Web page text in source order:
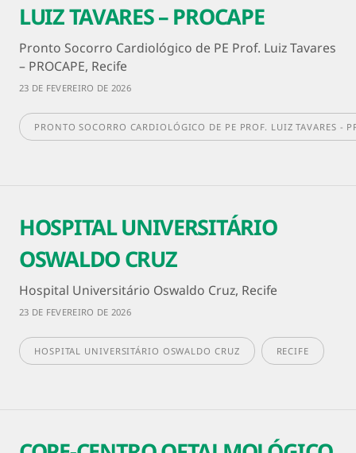
LUIZ TAVARES – PROCAPE
Pronto Socorro Cardiológico de PE Prof. Luiz Tavares
– PROCAPE, Recife
23 DE FEVEREIRO DE 2026
PRONTO SOCORRO CARDIOLÓGICO DE PE PROF. LUIZ TAVARES -
HOSPITAL UNIVERSITÁRIO
OSWALDO CRUZ
Hospital Universitário Oswaldo Cruz, Recife
23 DE FEVEREIRO DE 2026
HOSPITAL UNIVERSITÁRIO OSWALDO CRUZ RECIFE